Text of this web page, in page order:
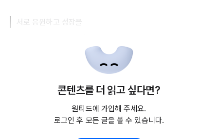
서로 응원하고 성장을
콘텐츠를 더 읽고 싶다면?
원티드에 가입해 주세요.
로그인 후 모든 글을 볼 수 있습니다.